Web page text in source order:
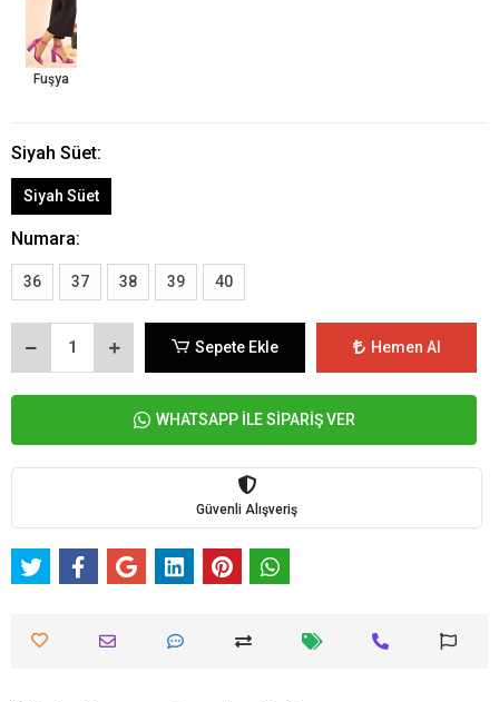
Fuşya
Siyah Süet:
Siyah Süet
Numara:
36 37 38 39 40
Sepete Ekle Hemen Al
WHATSAPP İLE SİPARİŞ VER
Güvenli Alışveriş